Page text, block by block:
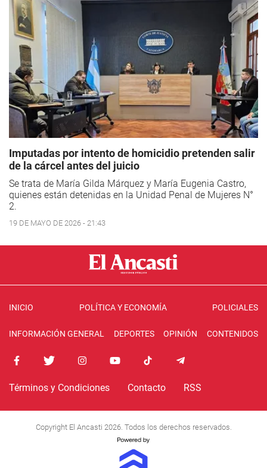
Imputadas por intento de homicidio pretenden salir
de la cárcel antes del juicio
Se trata de María Gilda Márquez y María Eugenia Castro,
quienes están detenidas en la Unidad Penal de Mujeres N°
2.
19 DE MAYO DE 2026 - 21:43
INICIO POLÍTICA Y ECONOMÍA POLICIALES
INFORMACIÓN GENERAL DEPORTES OPINIÓN CONTENIDOS
Términos y Condiciones Contacto RSS
Copyright El Ancasti 2026. Todos los derechos reservados.